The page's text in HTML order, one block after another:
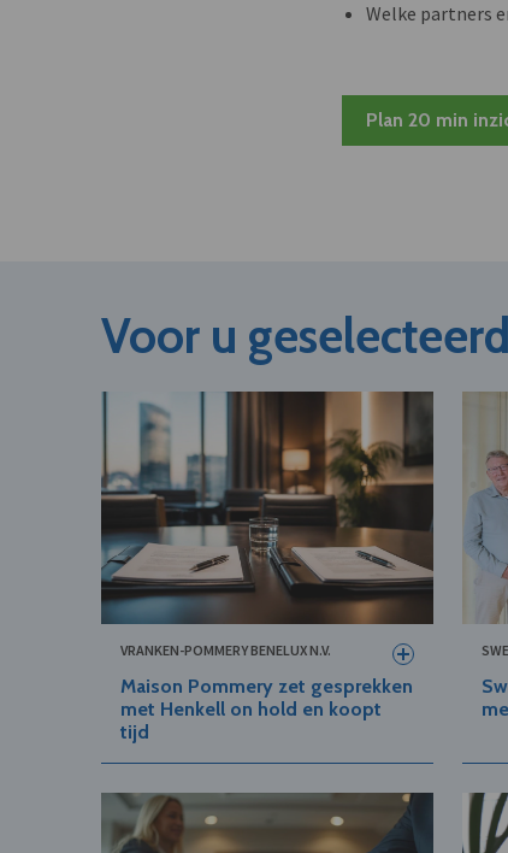
Welke partners
Plan 20 min
Voor u geselecteerd
VRANKEN-POMMERY BENELUX N.V.
Maison Pommery zet gesprekken
met Henkell on hold en koopt
tijd